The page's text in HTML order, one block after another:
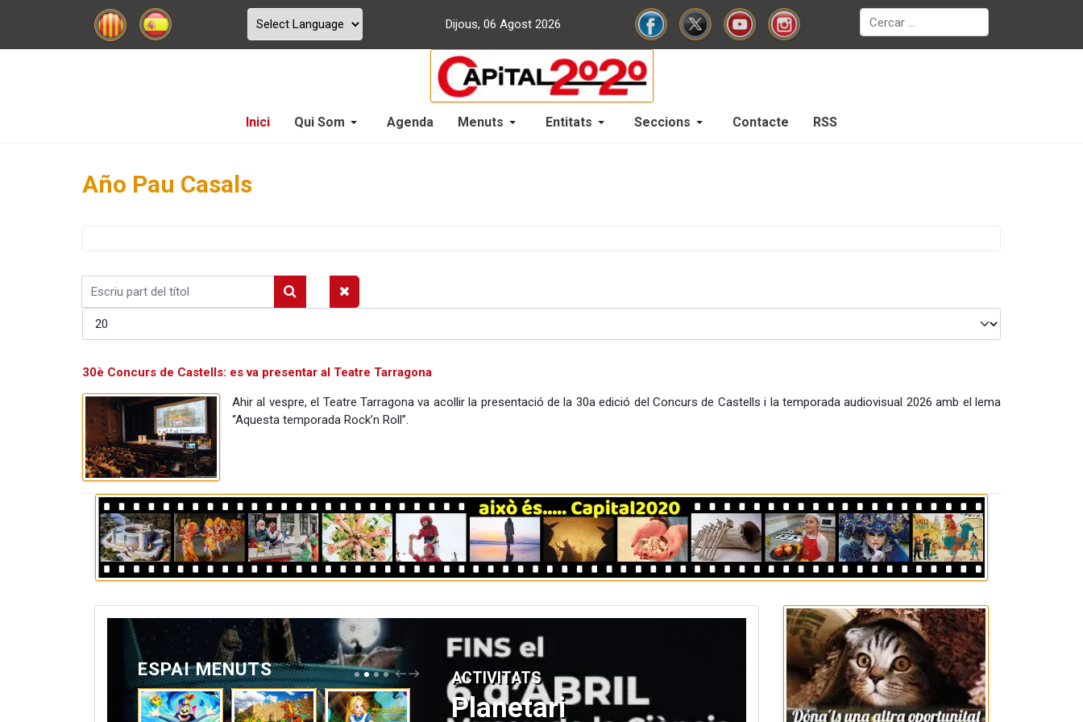
Dijous, 06 Agost 2026
Cerca
Inici Qui Som Agenda Menuts Entitats Seccions Contacte RSS
Año Pau Casals
Escriu
del
títol
Mostrar #
30è Concurs de Castells: es va presentar al Teatre Tarragona
Ahir al vespre, el Teatre Tarragona va acollir la presentació de la 30a edició del Concurs de Castells i la temporada audiovisual 2026 amb el lema
“Aquesta temporada Rock’n Roll”.
ACTIVITATS
Planetari
ESPAI MENUTS
P
E
V
N